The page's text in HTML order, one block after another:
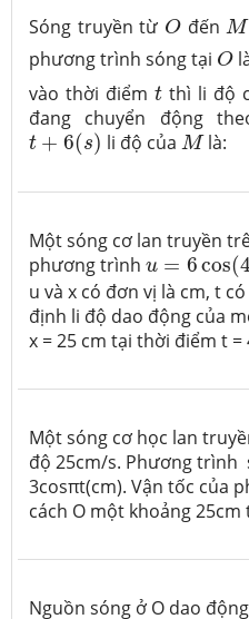
Sóng truyền từ O
OđếnM
M
phương trình sóng tại O
O
vào thời điểm t
tthì li độ
đang chuyển động
t + 6(s)
t+6(s) li độ của M
Mlà:
Một sóng cơ lan truyền
phương trình u = 6cos(4
u=6cos(4π
u và x có đơn vị là cm, t
định li độ dao động của
x = 25 cm tại thời điểm t =
Một sóng cơ học lan
độ 25cm/s. Phương trình
3cosπt(cm). Vận tốc của
cách O một khoảng
Nguồn sóng ở O dao